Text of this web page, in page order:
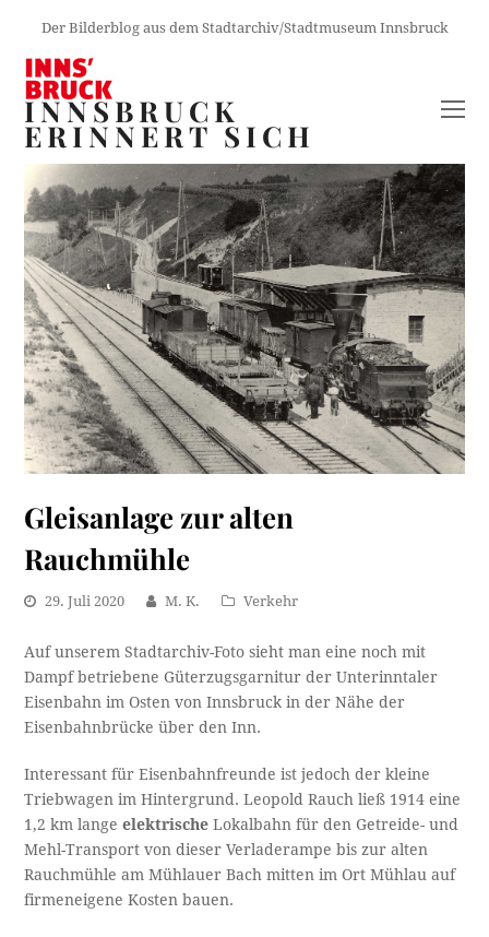
Der Bilderblog aus dem Stadtarchiv/Stadtmuseum Innsbruck
INNSBRUCK
ERINNERT SICH
Gleisanlage zur alten
Rauchmühle
29. Juli 2020 M. K. Verkehr
Auf unserem Stadtarchiv-Foto sieht man eine noch mit
Dampf betriebene Güterzugsgarnitur der Unterinntaler
Eisenbahn im Osten von Innsbruck in der Nähe der
Eisenbahnbrücke über den Inn.
Interessant für Eisenbahnfreunde ist jedoch der kleine
Triebwagen im Hintergrund. Leopold Rauch ließ 1914 eine
1,2 km langeelektrischeLokalbahn für den Getreide- und
Mehl-Transport von dieser Verladerampe bis zur alten
Rauchmühle am Mühlauer Bach mitten im Ort Mühlau auf
firmeneigene Kosten bauen.